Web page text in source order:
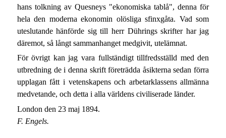
hans tolkning av Quesneys "ekonomiska tablå", denna för
hela den moderna ekonomin olösliga sfinxgåta. Vad som
uteslutande hänförde sig till herr Dührings skrifter har jag
däremot, så långt sammanhanget medgivit, utelämnat.
För övrigt kan jag vara fullständigt tillfredsställd med den
utbredning de i denna skrift företrädda åsikterna sedan förra
upplagan fått i vetenskapens och arbetarklassens allmänna
medvetande, och detta i alla världens civiliserade länder.
London den 23 maj 1894.
F. Engels.